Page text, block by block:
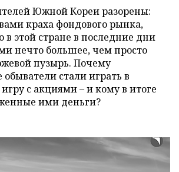
Южной Кореи разорены:
краха фондового рынка,
этой стране в последние дни
нечто большее, чем просто
пузырь. Почему
стали играть в
с акциями – и кому в итоге
ими деньги?